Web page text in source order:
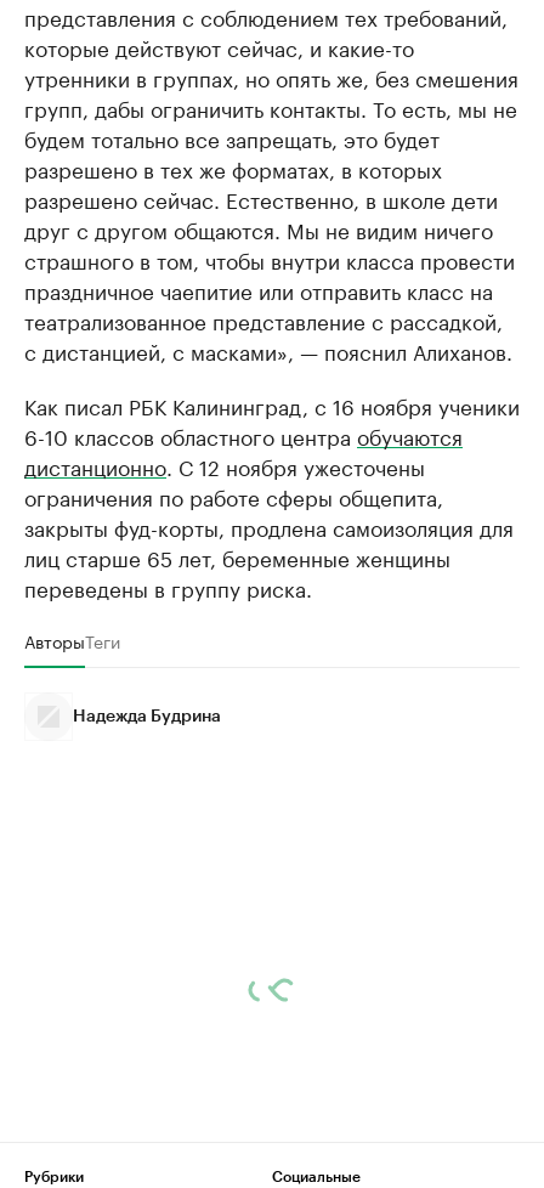
представления с соблюдением тех требований,
которые действуют сейчас, и какие-то
утренники в группах, но опять же, без смешения
групп, дабы ограничить контакты. То есть, мы не
будем тотально все запрещать, это будет
разрешено в тех же форматах, в которых
разрешено сейчас. Естественно, в школе дети
друг с другом общаются. Мы не видим ничего
страшного в том, чтобы внутри класса провести
праздничное чаепитие или отправить класс на
театрализованное представление с рассадкой,
с дистанцией, с масками», — пояснил Алиханов.
Как писал РБК Калининград, с 16 ноября ученики
6-10 классов областного центра обучаются
дистанционно . С 12 ноября ужесточены
ограничения по работе сферы общепита,
закрыты фуд-корты, продлена самоизоляция для
лиц старше 65 лет, беременные женщины
переведены в группу риска.
АвторыТеги
Надежда Будрина
Рубрики
Социальные